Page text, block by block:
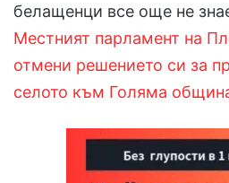
белащенци все още не
Местният парламент на
отмени решението си за
селото към Голяма